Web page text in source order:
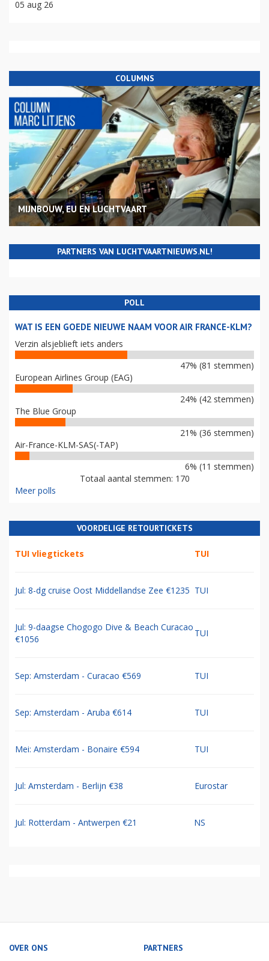
05 aug 26
COLUMNS
MIJNBOUW, EU EN LUCHTVAART
PARTNERS VAN LUCHTVAARTNIEUWS.NL!
POLL
WAT IS EEN GOEDE NIEUWE NAAM VOOR AIR FRANCE-KLM?
Verzin alsjeblieft iets anders
47% (81 stemmen)
European Airlines Group (EAG)
24% (42 stemmen)
The Blue Group
21% (36 stemmen)
Air-France-KLM-SAS(-TAP)
6% (11 stemmen)
Totaal aantal stemmen: 170
Meer polls
VOORDELIGE RETOURTICKETS
TUI vliegtickets TUI
Jul: 8-dg cruise Oost Middellandse Zee €1235 TUI
Jul: 9-daagse Chogogo Dive & Beach Curacao
€1056
TUI
Sep: Amsterdam - Curacao €569 TUI
Sep: Amsterdam - Aruba €614 TUI
Mei: Amsterdam - Bonaire €594 TUI
Jul: Amsterdam - Berlijn €38 Eurostar
Jul: Rotterdam - Antwerpen €21 NS
OVER ONS PARTNERS